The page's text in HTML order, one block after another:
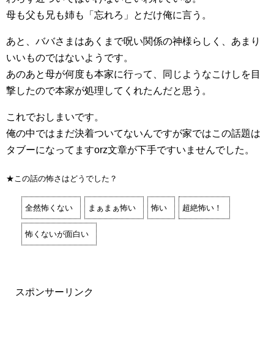
母も父も兄も姉も「忘れろ」とだけ俺に言う。
あと、ババさまはあくまで呪い関係の神様らしく、あまり
いいものではないようです。
あのあと母が何度も本家に行って、同じようなこけしを目
撃したので本家が処理してくれたんだと思う。
これでおしまいです。
俺の中ではまだ決着ついてないんですが家ではこの話題は
タブーになってますorz文章が下手ですいませんでした。
★この話の怖さはどうでした？
全然怖くない まぁまぁ怖い 怖い 超絶怖い！
怖くないが面白い
スポンサーリンク